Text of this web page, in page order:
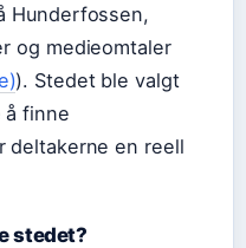
Hunderfossen,
og medieomtaler
). Stedet ble valgt
å finne
deltakerne en reell
stedet?